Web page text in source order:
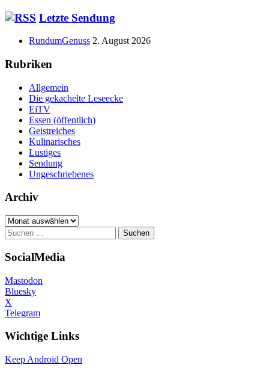
Haupt-
Seitenleiste
Letzte Sendung
RundumGenuss 2. August 2026
Rubriken
Allgemein
Die gekachelte Leseecke
EiTV
Essen (öffentlich)
Geistreiches
Kulinarisches
Lustiges
Sendung
Ungeschriebenes
Archiv
Archiv
Suchen
nach:
SocialMedia
Mastodon
Bluesky
X
Telegram
Wichtige Links
Keep Android Open